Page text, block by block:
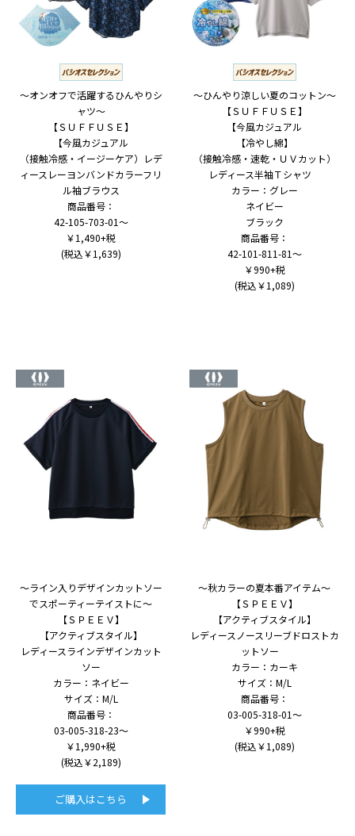
～オンオフで活躍するひんやりシ
ャツ～
【ＳＵＦＦＵＳＥ】
【今風カジュアル
（接触冷感・イージーケア）レデ
ィースレーヨンバンドカラーフリ
ル袖ブラウス
商品番号：
42-105-703-01～
￥1,490+税
(税込￥1,639)
～ひんやり涼しい夏のコットン～
【ＳＵＦＦＵＳＥ】
【今風カジュアル
【冷やし綿】
（接触冷感・速乾・ＵＶカット）
レディース半袖Ｔシャツ
カラー：グレー
ネイビー
ブラック
商品番号：
42-101-811-81～
￥990+税
(税込￥1,089)
～ライン入りデザインカットソー
でスポーティーテイストに～
【ＳＰＥＥＶ】
【アクティブスタイル】
レディースラインデザインカット
ソー
カラー：ネイビー
サイズ：M/L
商品番号：
03-005-318-23～
￥1,990+税
(税込￥2,189)
ご購入はこちら
～秋カラーの夏本番アイテム～
【ＳＰＥＥＶ】
【アクティブスタイル】
レディースノースリーブドロストカ
ットソー
カラー：カーキ
サイズ：M/L
商品番号：
03-005-318-01～
￥990+税
(税込￥1,089)